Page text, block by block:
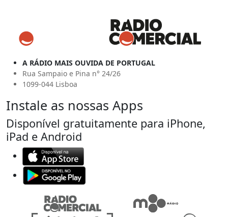
A RÁDIO MAIS OUVIDA DE PORTUGAL
Rua Sampaio e Pina n° 24/26
1099-044 Lisboa
Instale as nossas Apps
Disponível gratuitamente para iPhone,
iPad e Android